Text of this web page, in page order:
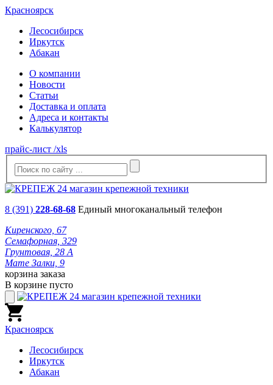
Красноярск
Лесосибирск
Иркутск
Абакан
О компании
Новости
Статьи
Доставка и оплата
Адреса и контакты
Калькулятор
прайс-лист /xls
8 (391) 228-68-68 Единый многоканальный телефон
Киренского, 67
Семафорная, 329
Грунтовая, 28 А
Мате Залки, 9
корзина заказа
В корзине пусто
Красноярск
Лесосибирск
Иркутск
Абакан